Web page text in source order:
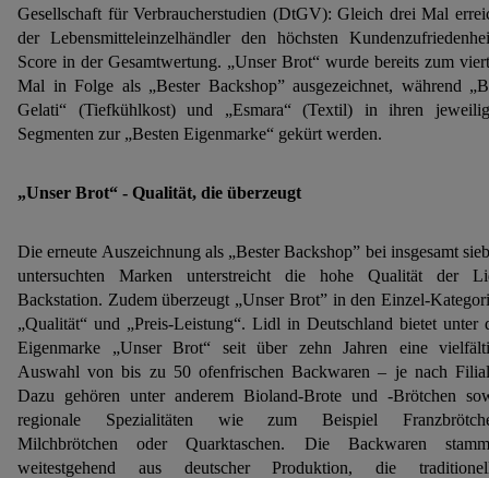
Gesellschaft für Verbraucherstudien (DtGV): Gleich drei Mal
der Lebensmitteleinzelhändler den höchsten
Score in der Gesamtwertung. „Unser Brot“ wurde bereits zum
Mal in Folge als „Bester Backshop” ausgezeichnet, während
Gelati“ (Tiefkühlkost) und „Esmara“ (Textil) in ihren
Segmenten zur „Besten Eigenmarke“ gekürt werden.
„Unser Brot“ - Qualität, die überzeugt
Die erneute Auszeichnung als „Bester Backshop” bei insgesamt
untersuchten Marken unterstreicht die hohe Qualität der
Backstation. Zudem überzeugt „Unser Brot” in den Einzel-
„Qualität“ und „Preis-Leistung“. Lidl in Deutschland bietet unter
Eigenmarke „Unser Brot“ seit über zehn Jahren eine
Auswahl von bis zu 50 ofenfrischen Backwaren – je nach
Dazu gehören unter anderem Bioland-Brote und -Brötchen
regionale Spezialitäten wie zum Beispiel
Milchbrötchen oder Quarktaschen. Die Backwaren
weitestgehend aus deutscher Produktion, die